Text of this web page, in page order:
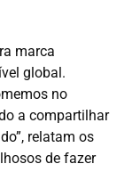
marca
global.
no
a compartilhar
relatam os
de fazer